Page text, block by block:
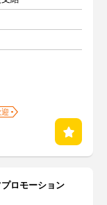
ロモーション